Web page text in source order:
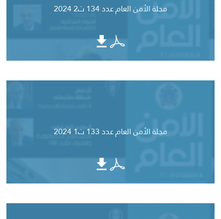
مجلة الأمن العام عدد 134 ت2 2024
مجلة الأمن العام عدد 133 ت1 2024